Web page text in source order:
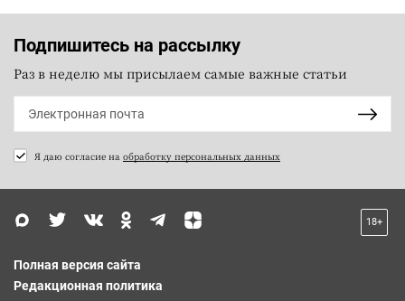
Подпишитесь на рассылку
Раз в неделю мы присылаем самые важные статьи
Я даю согласие на обработку персональных данных
18+
Полная версия сайта
Редакционная политика